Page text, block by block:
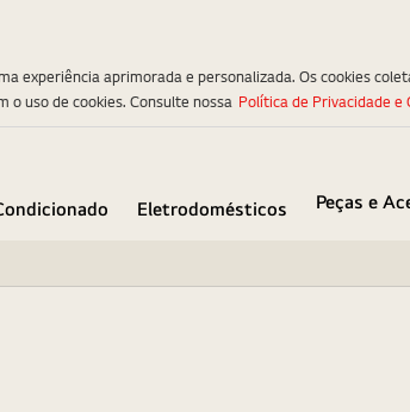
Eletrodomésticos Peças e
experiência aprimorada e personalizada. Os cookies
o uso de cookies. Consulte nossa Política de Privacidade